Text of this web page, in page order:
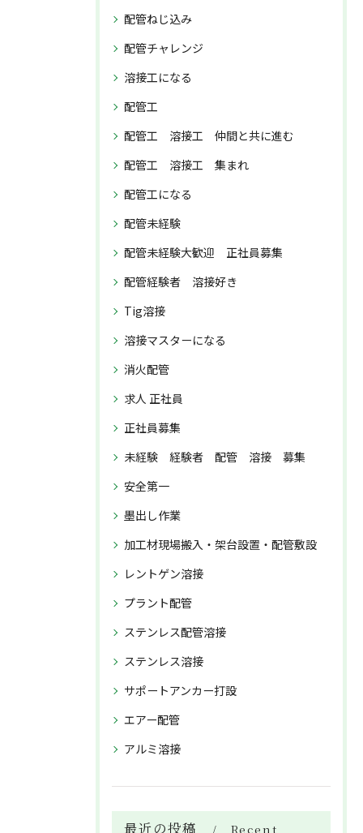
配管ねじ込み
配管チャレンジ
溶接工になる
配管工
配管工 溶接工 仲間と共に進む
配管工 溶接工 集まれ
配管工になる
配管未経験
配管未経験大歓迎 正社員募集
配管経験者 溶接好き
Tig溶接
溶接マスターになる
消火配管
求人 正社員
正社員募集
未経験 経験者 配管 溶接 募集
安全第一
墨出し作業
加工材現場搬入・架台設置・配管敷設
レントゲン溶接
プラント配管
ステンレス配管溶接
ステンレス溶接
サポートアンカー打設
エアー配管
アルミ溶接
最近の投稿
Recent